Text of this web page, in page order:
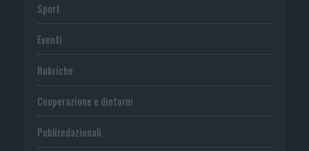
Sport
Eventi
Rubriche
Cooperazione e dintorni
Publiredazionali